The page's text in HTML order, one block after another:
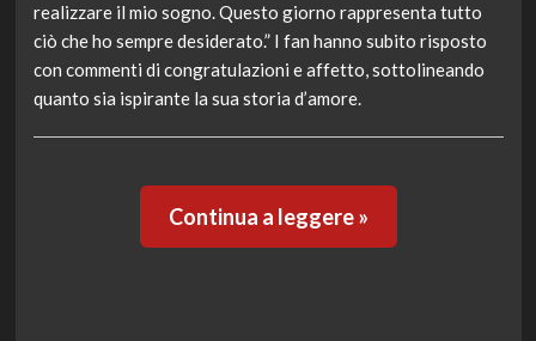
realizzare il mio sogno. Questo giorno rappresenta tutto
ciò che ho sempre desiderato.” I fan hanno subito risposto
con commenti di congratulazioni e affetto, sottolineando
quanto sia ispirante la sua storia d’amore.
Continua a leggere »